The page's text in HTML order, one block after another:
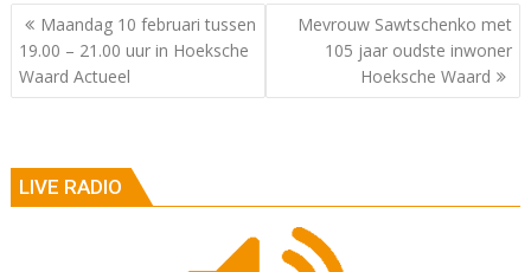
Berichtnavigatie
Maandag 10 februari tussen
19.00 – 21.00 uur in Hoeksche
Waard Actueel
Mevrouw Sawtschenko met
105 jaar oudste inwoner
Hoeksche Waard
LIVE RADIO